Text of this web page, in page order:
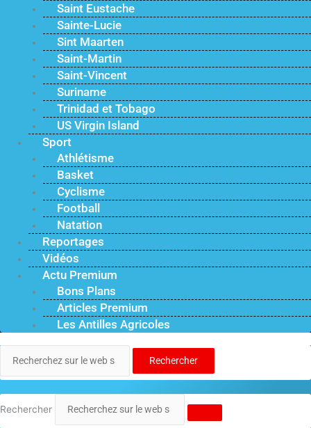
Saint Eustache
Sainte-Lucie
Sint Maarten
Saint-Martin
Saint-Vincent
Suriname
Trinidad et Tobago
US Virgin Island
Sport
Athlétisme
Basket
Cyclisme
Football
Natation
Reportages
Vidéos
Actu Premium
Bons Plans
Articles Premium
Les Antilles Agricoles
Rechercher
Rechercher